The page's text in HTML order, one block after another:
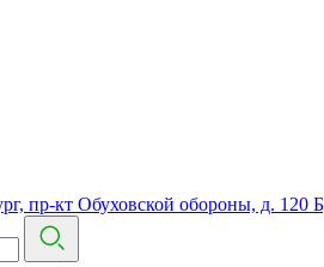
пр-кт Обуховской обороны, д. 120